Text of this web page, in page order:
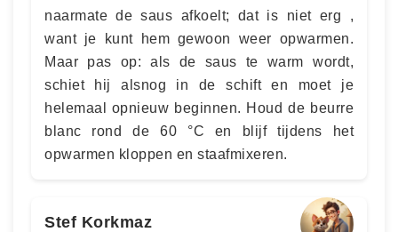
naarmate de saus afkoelt; dat is niet erg ,
want je kunt hem gewoon weer opwarmen.
Maar pas op: als de saus te warm wordt,
schiet hij alsnog in de schift en moet je
helemaal opnieuw beginnen. Houd de beurre
blanc rond de 60 °C en blijf tijdens het
opwarmen kloppen en staafmixeren.
Stef Korkmaz